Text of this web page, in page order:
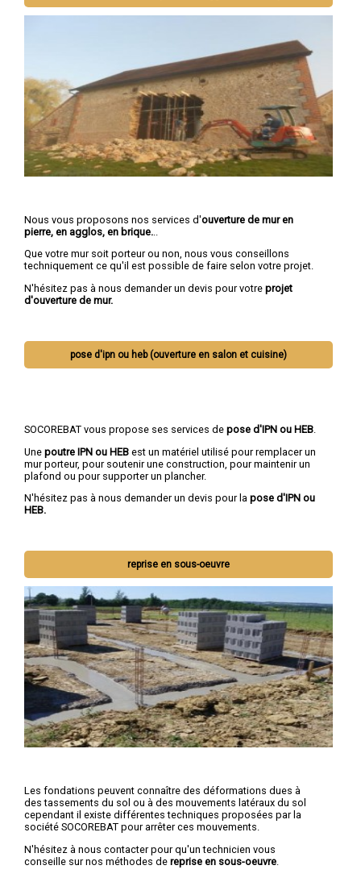
Nous vous proposons nos services d'ouverture de mur en
pierre, en agglos, en brique.
Que votre mur soit porteur ou non, nous vous conseillons
techniquement ce qu'il est possible de faire selon votre projet.
N'hésitez pas à nous demander un devis pour votre projet
d'ouverture de mur.
pose d'ipn ou heb (ouverture en salon et cuisine)
SOCOREBAT vous propose ses services de pose d'IPN ou HEB
Une poutre IPN ou HEB est un matériel utilisé pour remplacer un
mur porteur, pour soutenir une construction, pour maintenir un
plafond ou pour supporter un plancher.
N'hésitez pas à nous demander un devis pour la pose d'IPN ou
HEB.
reprise en sous-oeuvre
Les fondations peuvent connaître des déformations dues à
des tassements du sol ou à des mouvements latéraux du sol
cependant il existe différentes techniques proposées par la
société SOCOREBAT pour arrêter ces mouvements.
N'hésitez à nous contacter pour qu'un technicien vous
conseille sur nos méthodes de reprise en sous-oeuvre